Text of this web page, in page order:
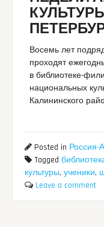
Восемь лет
проходят
в библиотеке-
национальных
Калининского
Posted in Россия-
Tagged
культуры,ученики,
Leave a comment